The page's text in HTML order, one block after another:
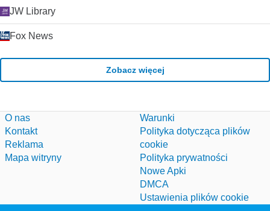
JW Library
Fox News
Zobacz więcej
O nas
Kontakt
Reklama
Mapa witryny
Warunki
Polityka dotycząca plików
cookie
Polityka prywatności
Nowe Apki
DMCA
Ustawienia plików cookie